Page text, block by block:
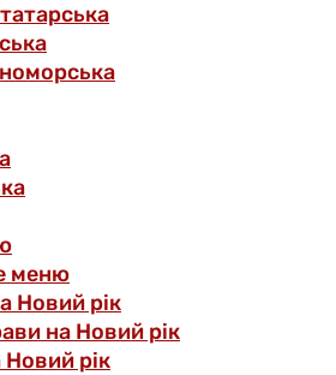
меню
Новий рік
на Новий рік
рік